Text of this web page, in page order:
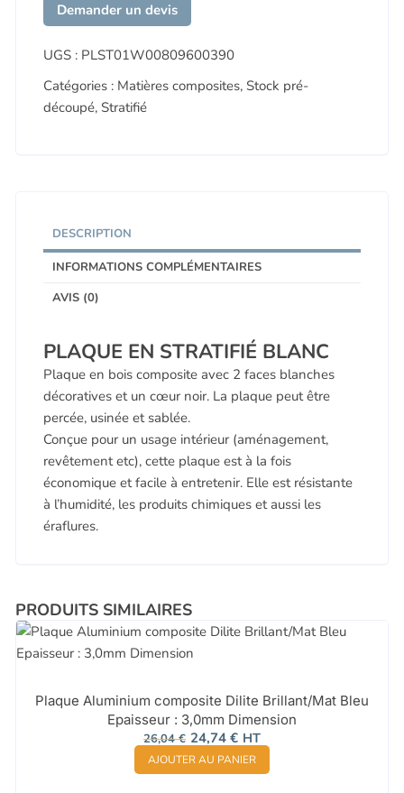
Demander un devis
UGS : PLST01W00809600390
Catégories : Matières composites,Stock pré-
découpé,Stratifié
DESCRIPTION
INFORMATIONS COMPLÉMENTAIRES
AVIS (0)
PLAQUE EN STRATIFIÉ BLANC
Plaque en bois composite avec 2 faces blanches
décoratives et un cœur noir. La plaque peut être
percée, usinée et sablée.
Conçue pour un usage intérieur (aménagement,
revêtement etc), cette plaque est à la fois
économique et facile à entretenir. Elle est résistante
à l’humidité, les produits chimiques et aussi les
éraflures.
PRODUITS SIMILAIRES
Plaque Aluminium composite Dilite Brillant/Mat Bleu
Epaisseur : 3,0mm Dimension
26,04€ Le
prix
initial
était :
24,74 €Le
prix
actuel
est :
HT
AJOUTER AU PANIER